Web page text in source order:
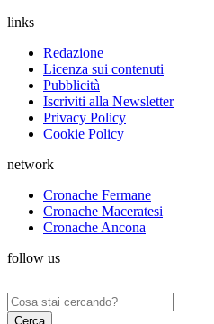
links
Redazione
Licenza sui contenuti
Pubblicità
Iscriviti alla Newsletter
Privacy Policy
Cookie Policy
network
Cronache Fermane
Cronache Maceratesi
Cronache Ancona
follow us
Ricerca
per: